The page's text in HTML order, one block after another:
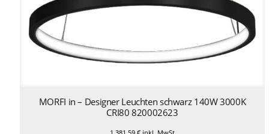
MORFI in – Designer Leuchten schwarz 140W 3000K
CRI80 820002623